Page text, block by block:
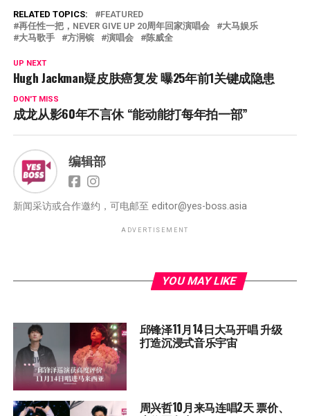
RELATED TOPICS:
FEATURED
再任性一把，NEVER GIVE UP 20周年回家演唱会
大马娱乐
大马歌手
方泂镔 演唱会 陈威全
UP NEXT
Hugh Jackman疑皮肤癌复发 曝25年前1关键成隐患
DON'T MISS
成龙从影60年不言休 “能动能打每年拍一部”
编辑部
新闻采访或合作邀约，可电邮至 editor@yes-boss.asia
ADVERTISEMENT
YOU MAY LIKE
邱锋泽11月14日大马开唱 升级
打造沉浸式音乐宇宙
周兴哲10月来马连唱2天 票价、